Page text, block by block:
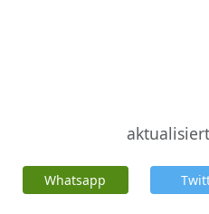
Whatsapp